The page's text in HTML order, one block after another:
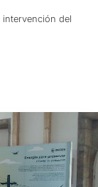
intervención del